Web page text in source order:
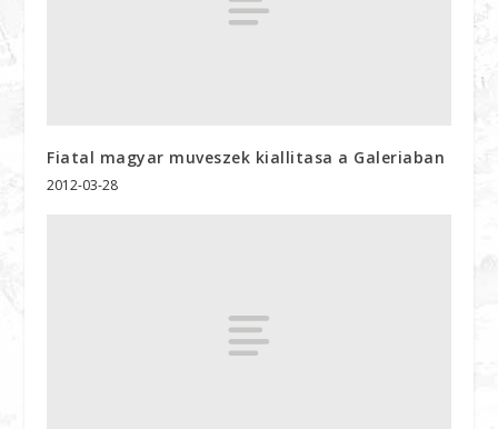
Fiatal magyar muveszek kiallitasa a Galeriaban
2012-03-28